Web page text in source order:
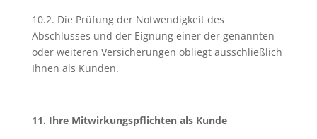
10.2. Die Prüfung der Notwendigkeit des
Abschlusses und der Eignung einer der genannten
oder weiteren Versicherungen obliegt ausschließlich
Ihnen als Kunden.
11. Ihre Mitwirkungspflichten als Kunde